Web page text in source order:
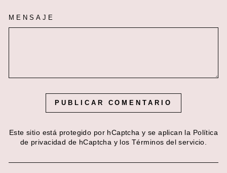
MENSAJE
PUBLICAR COMENTARIO
Este sitio está protegido por hCaptcha y se aplican la Política
de privacidad de hCaptcha y losTérminos del servicio.